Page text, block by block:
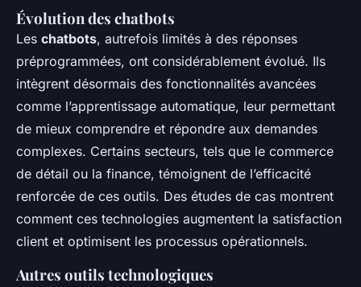
Évolution des chatbots
Les chatbots, autrefois limités à des réponses
préprogrammées, ont considérablement évolué. Ils
intègrent désormais des fonctionnalités avancées
comme l’apprentissage automatique, leur permettant
de mieux comprendre et répondre aux demandes
complexes. Certains secteurs, tels que le commerce
de détail ou la finance, témoignent de l’efficacité
renforcée de ces outils. Des études de cas montrent
comment ces technologies augmentent la satisfaction
client et optimisent les processus opérationnels.
Autres outils technologiques